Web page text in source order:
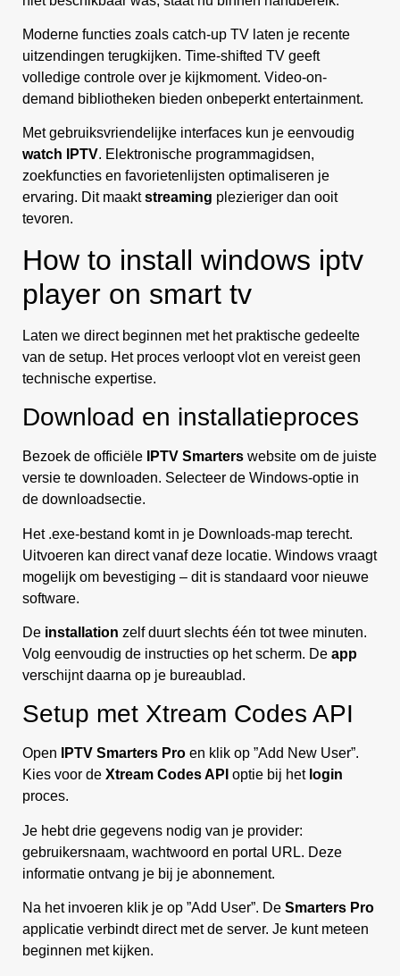
Moderne functies zoals catch-up TV laten je recente
uitzendingen terugkijken. Time-shifted TV geeft
volledige controle over je kijkmoment. Video-on-
demand bibliotheken bieden onbeperkt entertainment.
Met gebruiksvriendelijke interfaces kun je eenvoudig
watch IPTV. Elektronische programmagidsen,
zoekfuncties en favorietenlijsten optimaliseren je
ervaring. Dit maaktstreaming plezieriger dan ooit
tevoren.
How to install windows iptv
player on smart tv
Laten we direct beginnen met het praktische gedeelte
van de setup. Het proces verloopt vlot en vereist geen
technische expertise.
Download en installatieproces
Bezoek de officiële IPTV Smarters website om de juiste
versie te downloaden. Selecteer de Windows-optie in
de downloadsectie.
Het .exe-bestand komt in je Downloads-map terecht.
Uitvoeren kan direct vanaf deze locatie. Windows vraagt
mogelijk om bevestiging – dit is standaard voor nieuwe
software.
De installation zelf duurt slechts één tot twee minuten.
Volg eenvoudig de instructies op het scherm. De app
verschijnt daarna op je bureaublad.
Setup met Xtream Codes API
Open IPTV Smarters Pro en klik op ”Add New User”.
Kies voor de Xtream Codes API optie bij het login
proces.
Je hebt drie gegevens nodig van je provider:
gebruikersnaam, wachtwoord en portal URL. Deze
informatie ontvang je bij je abonnement.
Na het invoeren klik je op ”Add User”. De Smarters Pro
applicatie verbindt direct met de server. Je kunt meteen
beginnen met kijken.